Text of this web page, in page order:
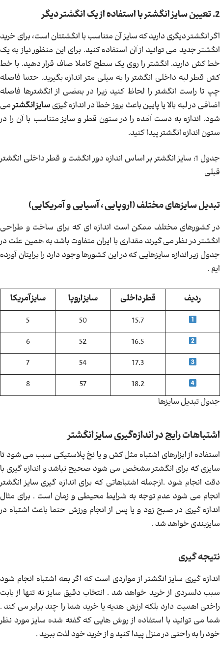
2. تعیین سایز انگشتر با استفاده از یک انگشتر دیگر
اگر انگشتر دیگری دارید که سایز آن متناسب با انگشتتان است، برای خرید
انگشتر جدید می توانید از آن استفاده کنید. برای این منظور نیاز به یک
خط کش دارید. انگشتر را روی یک سطح کاملا صاف قرار دهید. با خط
کش قطر لبه داخلی انگشتر را به میلی متر اندازه بگیرید. حتما فاصله
چپ تا راست انگشتر را لحاظ کنید زیرا در بعضی از انگشترها فاصله
اضافی در لبه بالا یا پایین باعث بروز خطا در اندازه گیزی سایز انگشترمی
شود. اندازه به دست آمده را در ستون قطر و سایز متناسب با آن را در
ستون اندازه انگشتر پیدا کنید.
جدول 1: سایز انگشتر بر اساس اندازه دور انگشت و قطر داخلی انگشتر
قبلی
تبدیل سایزهای مختلف (اروپایی ، آسیایی و آمریکایی)
در کشورهای مختلف ممکن است اندازه ای که برای ساخت و طراحی
انگشتر در نظر می گیرند مقداری با ایران متفاوت باشد به همین علت در
جدول زیر اندازه سایزهایی که در این کشورها وجود دارد را برایتان آورده
ایم .
ردیف قطر داخلی سایز اروپا
سایز آمریکا
15.7
50
5
16.5
52
6
17.3
54
7
18.2
57
8
جدول تبدیل سایزها
اشتباهات رایج در اندازه‌گیری سایز انگشتر
استفاده از ابزارهای اشتباه مثل کش و یا نخ پلاستیکی سبب می شود تا
سایزی که برای انگشتر مشخص می شود صحیح نباشد و اندازه گیری با
دقت انجام شود .ازجمله اشتباهاتی که برای اندازه گیری سایز انگشتر
انجام می شود عدم توجه به شرایط محیطی و زمان است . برای مثال
اندازه گیری در صبح زود و یا پس از انجام ورزش حتما باعث اشتباه در
سایزبندی خواهد شد .
نتیجه گیری
اندازه گیری سایز انگشتر از مواردی است که اگر بعه اشتباه انجام شود
سبب دلسردی از خرید خواهد شد . انتخاب دقیق سایز نه تنها از بابت
راختی اهمیت دارد بلکه ارزش هدیه یا خرید شما را چند برابر می کند .
شما می توانید با استفاده از روش هایی که گفته شده سایز مورد نظر
خود را به راحتی در منزل پیدا کنید و از خرید خود لذت ببرید .